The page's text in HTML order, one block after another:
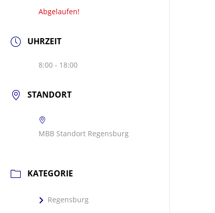
Abgelaufen!
UHRZEIT
8:00 - 18:00
STANDORT
MBB Standort Regensburg
KATEGORIE
Regensburg